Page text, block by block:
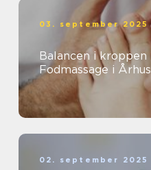
03. september 2025
Balancen i kroppen
Fodmassage i Århus
02. september 2025